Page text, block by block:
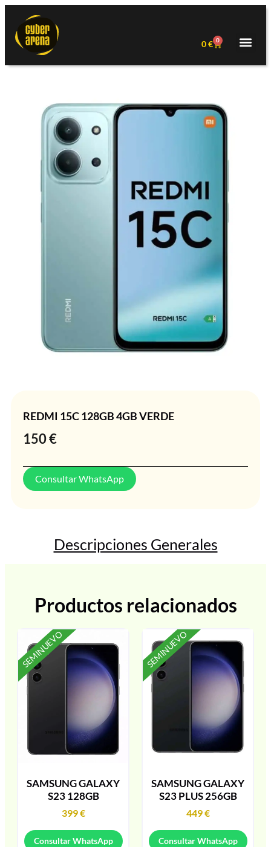
0€ 0
REDMI 15C 128GB 4GB VERDE
150€
Consultar WhatsApp
Descripciones Generales
Productos relacionados
SEMINUEVO
SAMSUNG GALAXY
S23 128GB
399€
Consultar WhatsApp
SEMINUEVO
SAMSUNG GALAXY
S23 PLUS 256GB
449€
Consultar WhatsApp